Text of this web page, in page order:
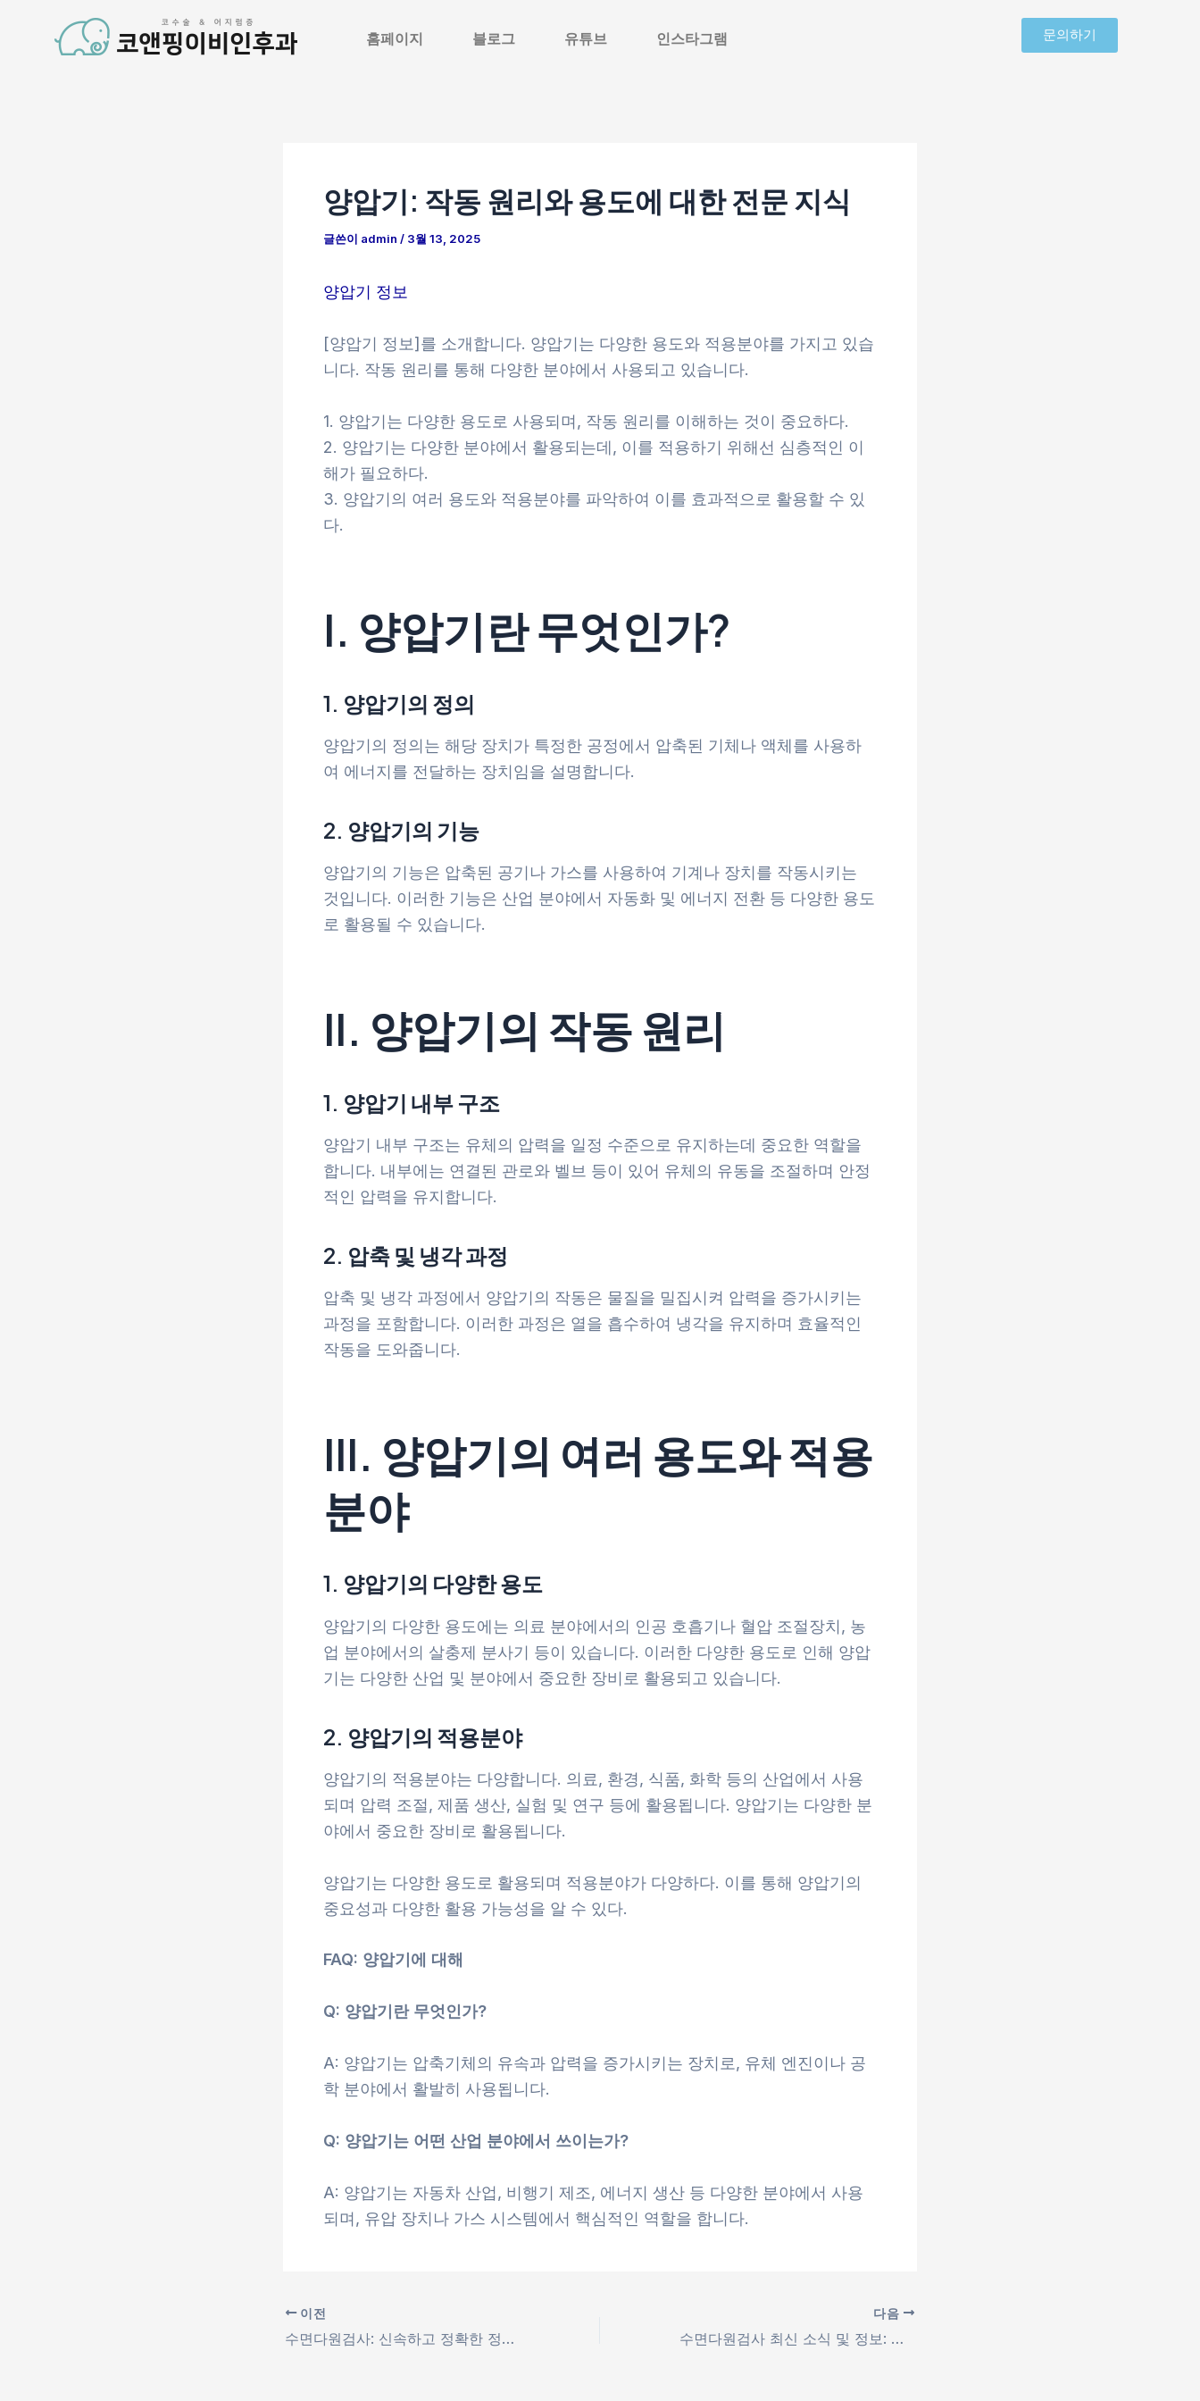
홈페이지 블로그 유튜브 인스타그램 문의하기
양압기: 작동 원리와 용도에 대한 전문 지식
글쓴이 admin / 3월 13, 2025
양압기 정보
[양압기 정보]를 소개합니다. 양압기는 다양한 용도와 적용분야를 가지고 있습
니다. 작동 원리를 통해 다양한 분야에서 사용되고 있습니다.
1. 양압기는 다양한 용도로 사용되며, 작동 원리를 이해하는 것이 중요하다.
2. 양압기는 다양한 분야에서 활용되는데, 이를 적용하기 위해선 심층적인 이
해가 필요하다.
3. 양압기의 여러 용도와 적용분야를 파악하여 이를 효과적으로 활용할 수 있
다.
I. 양압기란 무엇인가?
1. 양압기의 정의
양압기의 정의는 해당 장치가 특정한 공정에서 압축된 기체나 액체를 사용하
여 에너지를 전달하는 장치임을 설명합니다.
2. 양압기의 기능
양압기의 기능은 압축된 공기나 가스를 사용하여 기계나 장치를 작동시키는
것입니다. 이러한 기능은 산업 분야에서 자동화 및 에너지 전환 등 다양한 용도
로 활용될 수 있습니다.
II. 양압기의 작동 원리
1. 양압기 내부 구조
양압기 내부 구조는 유체의 압력을 일정 수준으로 유지하는데 중요한 역할을
합니다. 내부에는 연결된 관로와 벨브 등이 있어 유체의 유동을 조절하며 안정
적인 압력을 유지합니다.
2. 압축 및 냉각 과정
압축 및 냉각 과정에서 양압기의 작동은 물질을 밀집시켜 압력을 증가시키는
과정을 포함합니다. 이러한 과정은 열을 흡수하여 냉각을 유지하며 효율적인
작동을 도와줍니다.
III. 양압기의 여러 용도와 적용
분야
1. 양압기의 다양한 용도
양압기의 다양한 용도에는 의료 분야에서의 인공 호흡기나 혈압 조절장치, 농
업 분야에서의 살충제 분사기 등이 있습니다. 이러한 다양한 용도로 인해 양압
기는 다양한 산업 및 분야에서 중요한 장비로 활용되고 있습니다.
2. 양압기의 적용분야
양압기의 적용분야는 다양합니다. 의료, 환경, 식품, 화학 등의 산업에서 사용
되며 압력 조절, 제품 생산, 실험 및 연구 등에 활용됩니다. 양압기는 다양한 분
야에서 중요한 장비로 활용됩니다.
양압기는 다양한 용도로 활용되며 적용분야가 다양하다. 이를 통해 양압기의
중요성과 다양한 활용 가능성을 알 수 있다.
FAQ: 양압기에 대해
Q: 양압기란 무엇인가?
A: 양압기는 압축기체의 유속과 압력을 증가시키는 장치로, 유체 엔진이나 공
학 분야에서 활발히 사용됩니다.
Q: 양압기는 어떤 산업 분야에서 쓰이는가?
A: 양압기는 자동차 산업, 비행기 제조, 에너지 생산 등 다양한 분야에서 사용
되며, 유압 장치나 가스 시스템에서 핵심적인 역할을 합니다.
스
이전
수면다원검사: 신속하고 정확한 정보로 알아보는 수면검사의 중요성
다음
수면다원검사 최신 소식 및 정보: 전문가가 알려주는 필수 가이드!